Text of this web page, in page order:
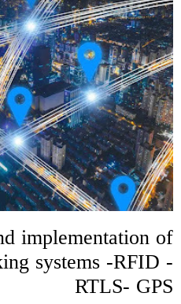
implementation of
systems -RFID -
RTLS- ​​​​​​​GPS